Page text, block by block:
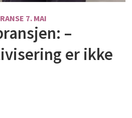
7. MAI
–
er ikke